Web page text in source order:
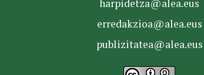
harpidetza@alea.eus
erredakzioa@alea.eus
publizitatea@alea.eus